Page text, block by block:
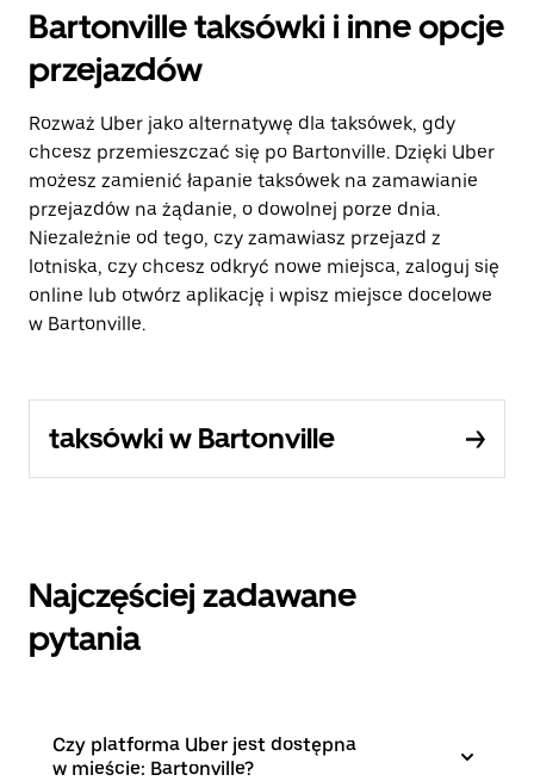
Bartonville taksówki i inne opcje
przejazdów
Rozważ Uber jako alternatywę dla taksówek, gdy
chcesz przemieszczać się po Bartonville. Dzięki Uber
możesz zamienić łapanie taksówek na zamawianie
przejazdów na żądanie, o dowolnej porze dnia.
Niezależnie od tego, czy zamawiasz przejazd z
lotniska, czy chcesz odkryć nowe miejsca, zaloguj się
online lub otwórz aplikację i wpisz miejsce docelowe
w Bartonville.
taksówki w Bartonville
Najczęściej zadawane
pytania
Czy platforma Uber jest dostępna
w mieście: Bartonville?